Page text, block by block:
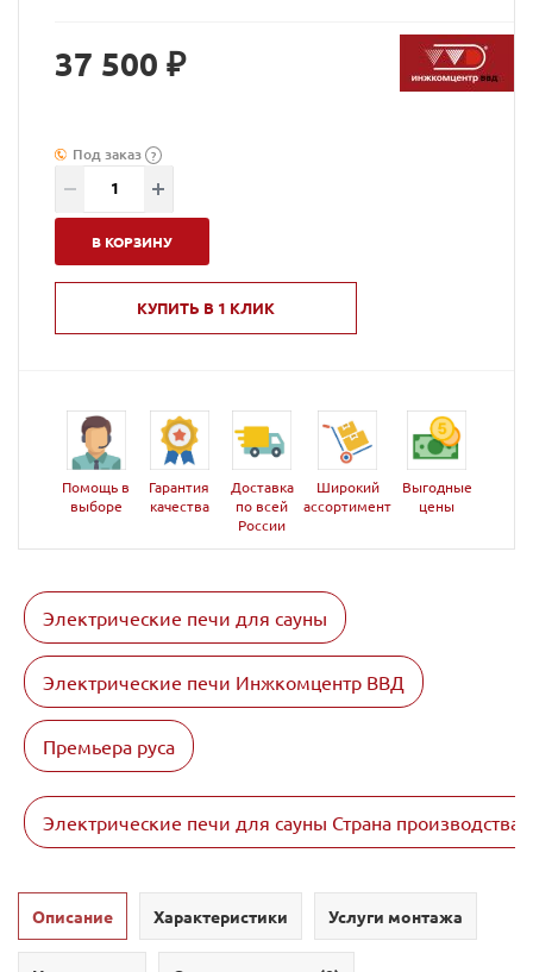
37 500 ₽
Под заказ ?
В КОРЗИНУ
КУПИТЬ В 1 КЛИК
Помощь в
выборе
Гарантия
качества
Доставка
по всей
России
Широкий
ассортимент
Выгодные
цены
Электрические печи для сауны
Электрические печи Инжкомцентр ВВД
Премьера руса
Электрические печи для сауны Страна производства
Описание Характеристики Услуги монтажа